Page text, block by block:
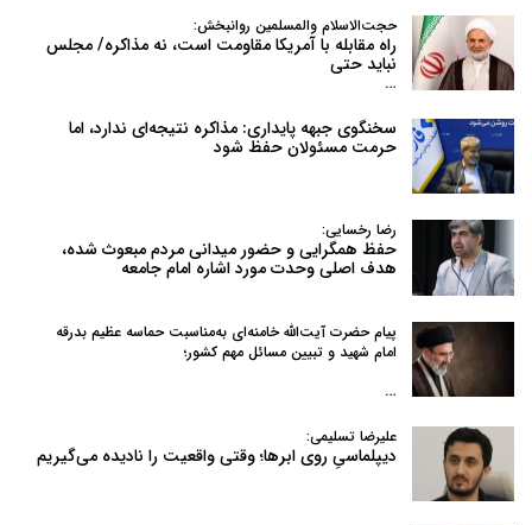
حجت‌الاسلام والمسلمین روانبخش:
راه مقابله با آمریکا مقاومت است، نه مذاکره/ مجلس
نباید حتی
…
سخنگوی جبهه پایداری: مذاکره نتیجه‌ای ندارد، اما
حرمت مسئولان حفظ شود
رضا رخسایی:
حفظ همگرایی و حضور میدانی مردم مبعوث شده،
هدف اصلی وحدت مورد اشاره امام جامعه
پیام حضرت آیت‌الله خامنه‌ای به‌مناسبت حماسه عظیم بدرقه
امام شهید و تبیین مسائل مهم کشور؛
…
علیرضا تسلیمی:
دیپلماسیِ روی ابرها؛ وقتی واقعیت را نادیده می‌گیریم